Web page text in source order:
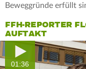
Beweggründe erfüllt
FFH-REPORTER
AUFTAKT
01:36